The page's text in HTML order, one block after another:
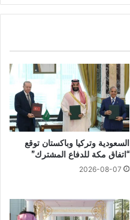
السعودية وتركيا وباكستان توقع
“اتفاق مكة للدفاع المشترك”
2026-08-07